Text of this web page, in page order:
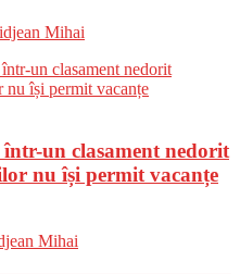
Mihai
un clasament nedorit
nu își permit vacanțe
Mihai